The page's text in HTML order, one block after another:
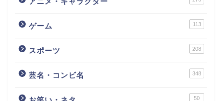
ゲーム 113
スポーツ 208
芸名・コンビ名 348
50